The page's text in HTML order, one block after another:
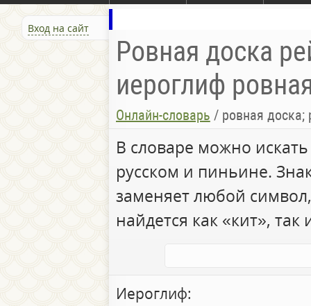
Вход на сайт
Ровная доска
иероглиф
Онлайн-словарь / ровная доска;
В словаре можно
русском и пиньине.
заменяет любой
найдется как «кит», так
Иероглиф: